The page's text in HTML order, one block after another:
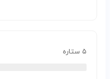
۵ ستاره